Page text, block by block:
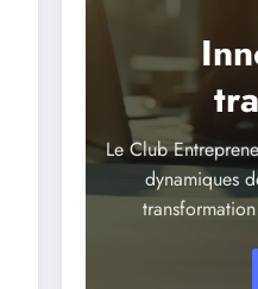
Le Club
dynamiques